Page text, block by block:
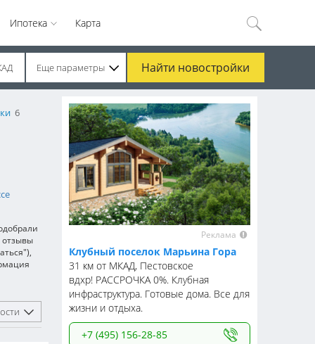
Ипотека Карта
Еще параметры Найти новостройки
6
Реклама
Клубный поселок Марьина Гора
31 км от МКАД, Пестовское
вдхр! РАССРОЧКА 0%. Клубная
инфраструктура. Готовые дома. Все для
жизни и отдыха.
+7 (495) 156-28-85